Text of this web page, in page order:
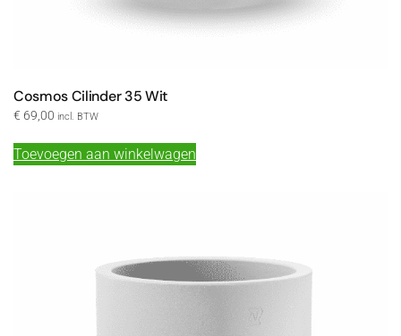
Cosmos Cilinder 35 Wit
€ 69,00 incl. BTW
Toevoegen aan winkelwagen